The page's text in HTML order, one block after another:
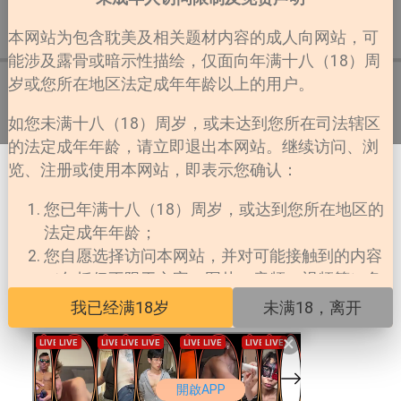
開啟APP
详情 目录 评论
本网站为包含耽美及相关题材内容的成人向网站，可
能涉及露骨或暗示性描绘，仅面向年满十八（18）周
岁或您所在地区法定成年年龄以上的用户。
如您未满十八（18）周岁，或未达到您所在司法辖区
的法定成年年龄，请立即退出本网站。继续访问、浏
览、注册或使用本网站，即表示您确认：
您已年满十八（18）周岁，或达到您所在地区的
法定成年年龄；
您自愿选择访问本网站，并对可能接触到的内容
（包括但不限于文字、图片、音频、视频等）负
责；
您所在地区法律允许您访问此类内容；
本网站对未成年人擅自访问所产生的一切法律后
果不承担任何责任。
我已经满18岁 未满18，离开
×